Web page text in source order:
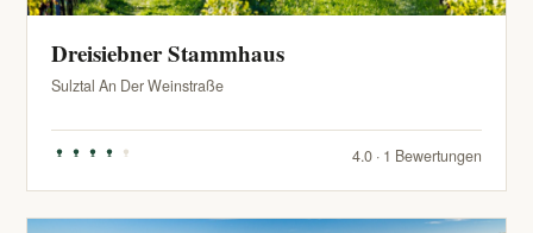
Dreisiebner Stammhaus
Sulztal An Der Weinstraße
4.0 · 1 Bewertungen